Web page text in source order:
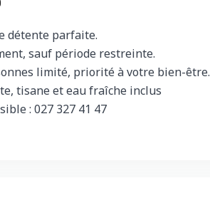
détente parfaite.
sauf période restreinte.
limité, priorité à votre bien-être.
tisane et eau fraîche inclus
: 027 327 41 47